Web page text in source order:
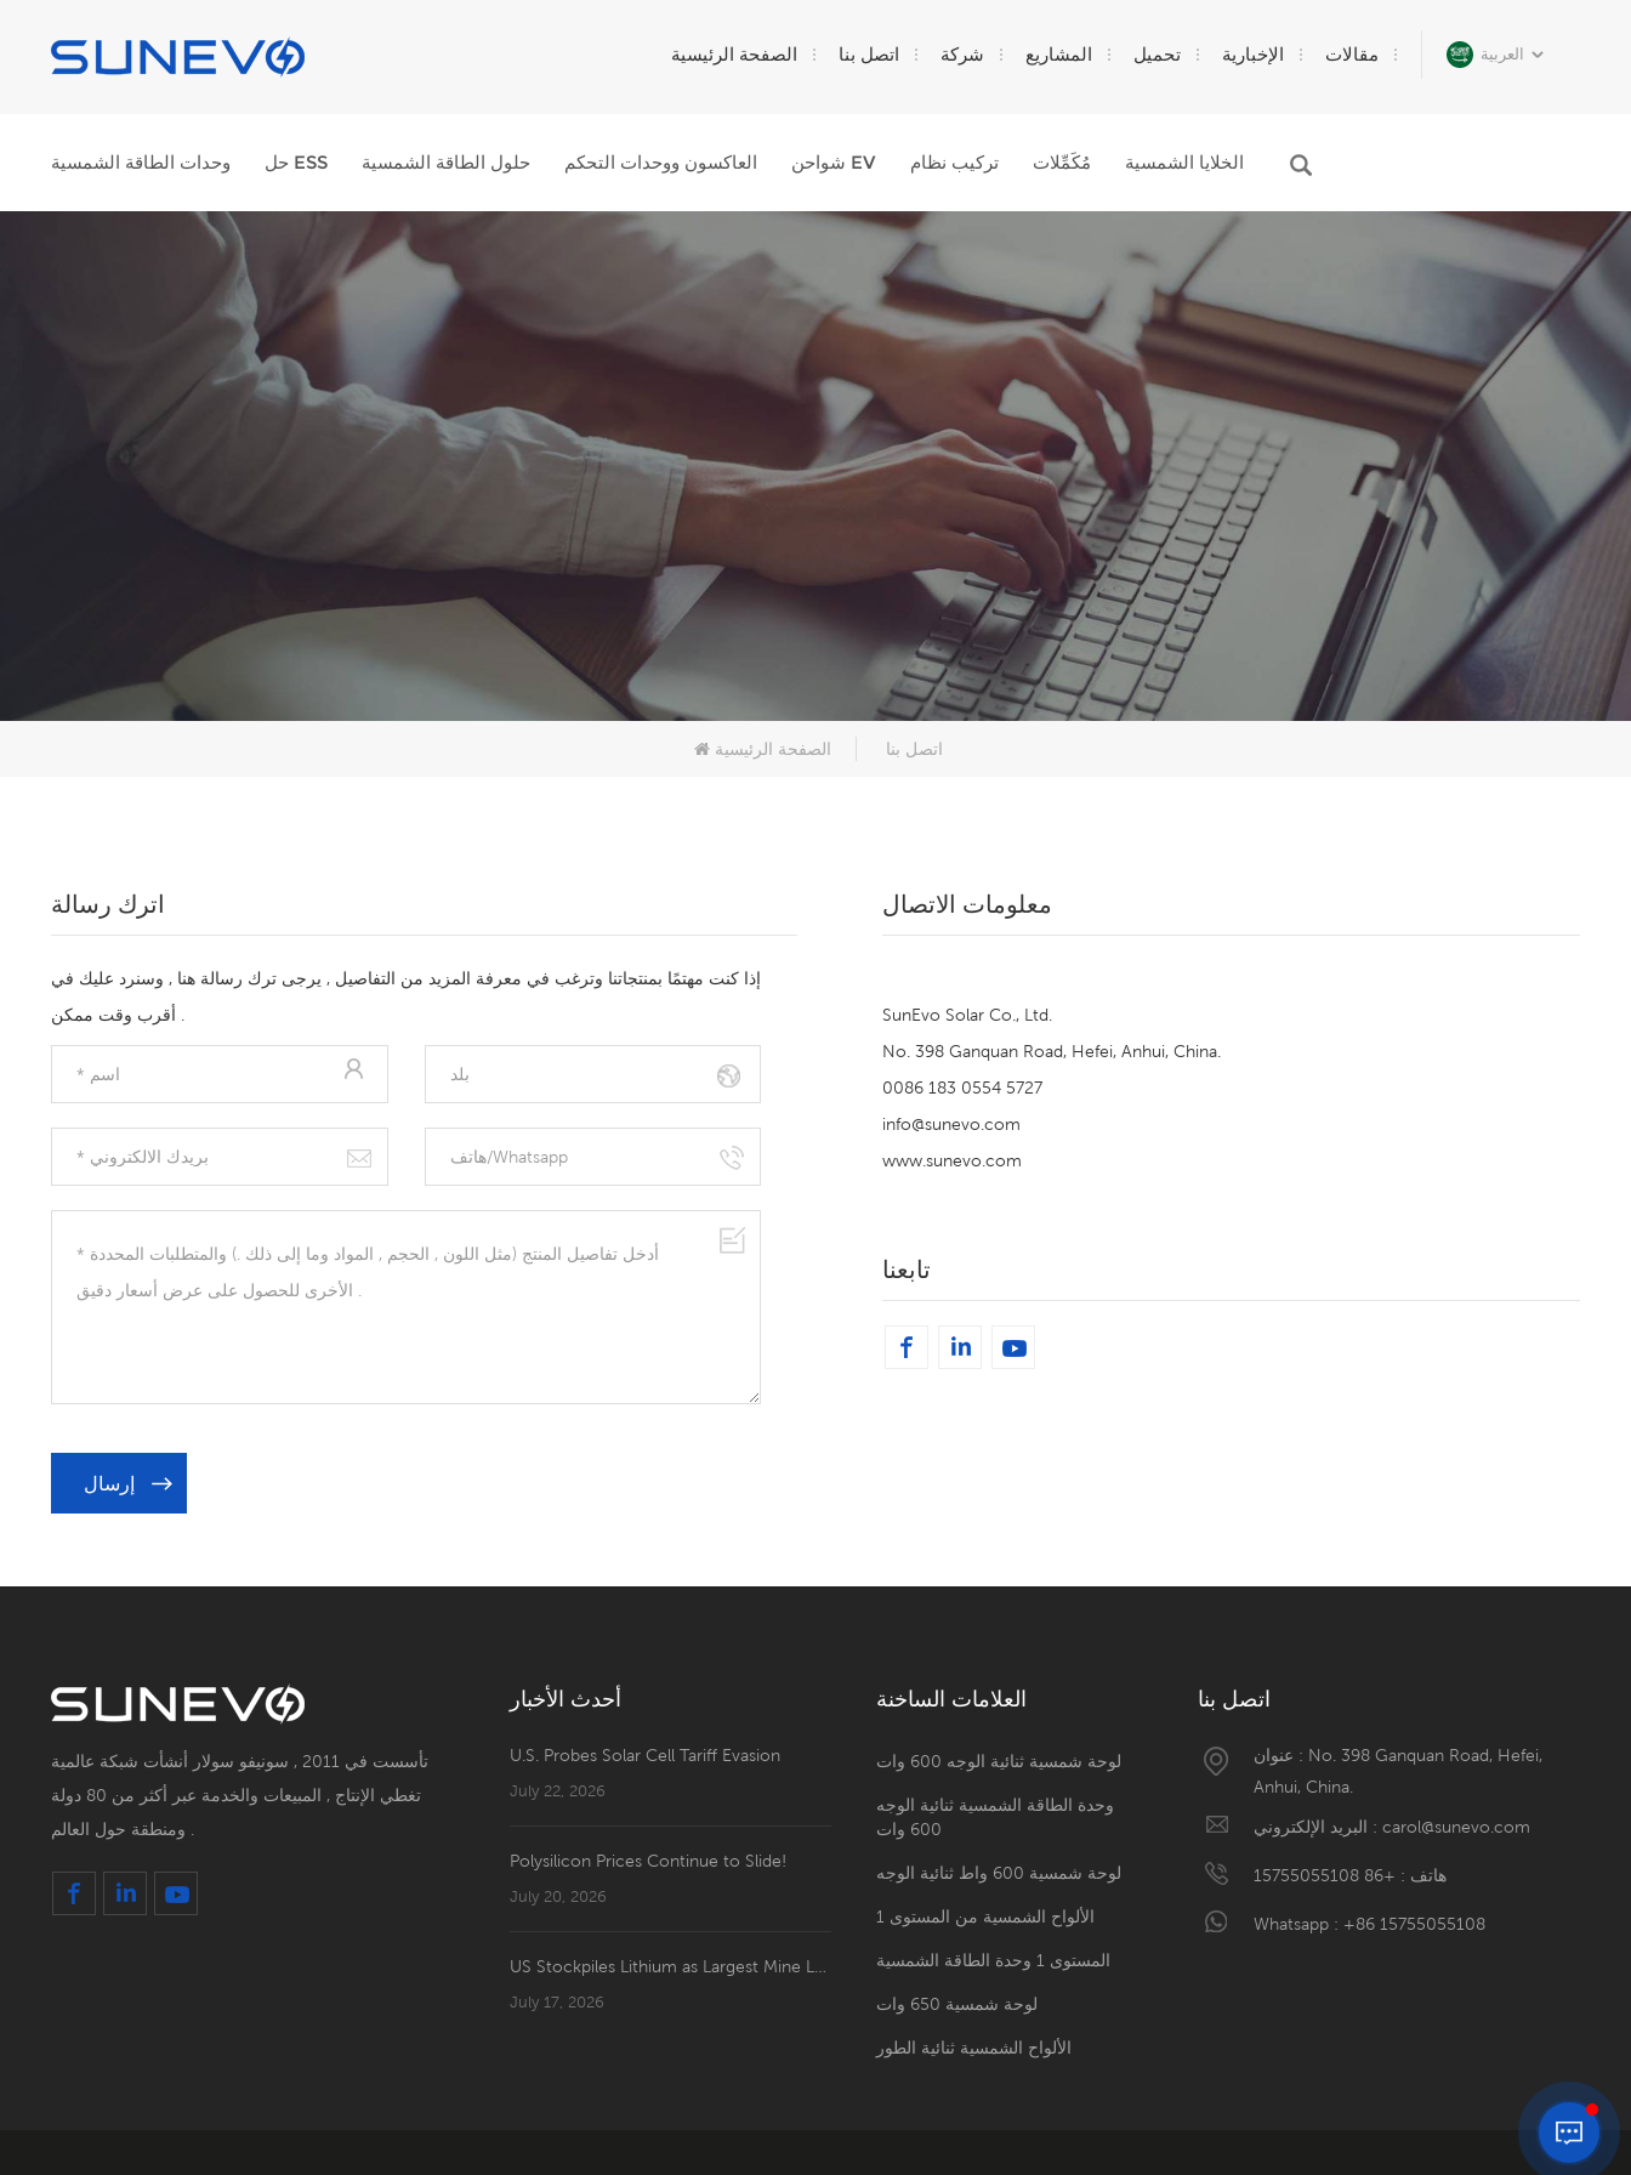
العربية الصفحة الرئيسية اتصل بنا شركة المشاريع تحميل الإخبارية مقالات
وحدات الطاقة الشمسية حل ESS حلول الطاقة الشمسية العاكسون ووحدات التحكم شواحن EV تركيب نظام مُكَمِّلات الخلايا الشمسية
الصفحة الرئيسية اتصل بنا
اترك رسالة
إذا كنت مهتمًا بمنتجاتنا وترغب في معرفة المزيد من التفاصيل , يرجى ترك رسالة هنا , وسنرد عليك في
إرسال
معلومات الاتصال
SunEvo Solar Co., Ltd.
No. 398 Ganquan Road, Hefei, Anhui, China.
0086 183 0554 5727
info@sunevo.com
www.sunevo.com
تابعنا
تأسست في 2011 , سونيفو سولار أنشأت شبكة عالمية
تغطي الإنتاج , المبيعات والخدمة عبر أكثر من 80 دولة
أحدث الأخبار
U.S. Probes Solar Cell Tariff Evasion
July 22, 2026
Polysilicon Prices Continue to Slide!
July 20, 2026
July 17, 2026
العلامات الساخنة
لوحة شمسية ثنائية الوجه 600 وات
وحدة الطاقة الشمسية ثنائية الوجه
600 وات
لوحة شمسية 600 واط ثنائية الوجه
الألواح الشمسية من المستوى 1
المستوى 1 وحدة الطاقة الشمسية
لوحة شمسية 650 وات
الألواح الشمسية ثنائية الطور
اتصل بنا
عنوان : No. 398 Ganquan Road, Hefei,
Anhui, China.
البريد الإلكتروني : carol@sunevo.com
هاتف : +86 15755055108
Whatsapp : +86 15755055108